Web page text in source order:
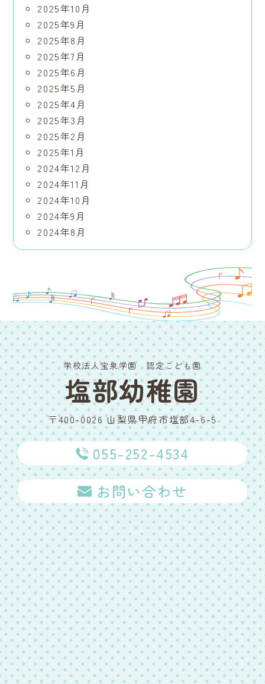
2025年10月
2025年9月
2025年8月
2025年7月
2025年6月
2025年5月
2025年4月
2025年3月
2025年2月
2025年1月
2024年12月
2024年11月
2024年10月
2024年9月
2024年8月
学校法人宝泉学園 認定こども園
塩部幼稚園
〒400-0026 山梨県甲府市塩部4-6-5
055-252-4534
お問い合わせ